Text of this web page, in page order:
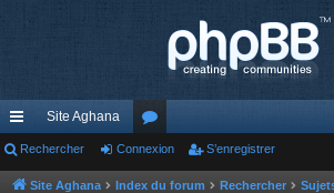
cc
ès
Site Aghana
or
u
Rechercher Connexion S’enregistrer
Site Aghana Index du forum Rechercher